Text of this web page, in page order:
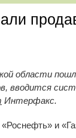
области
вводится
Интерфакс.
и